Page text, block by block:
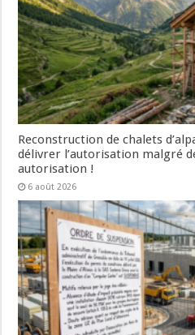
Reconstruction de chalets
délivrer l’autorisation malgré
autorisation !
6 août 2026